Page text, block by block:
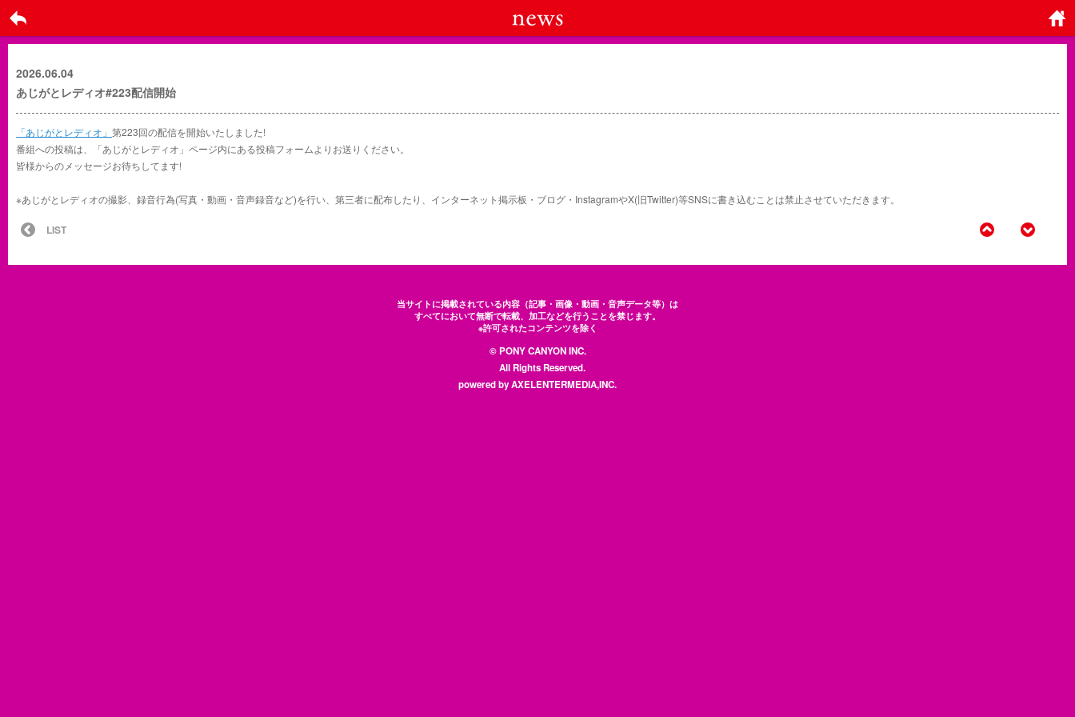
戻る ホーム
2026.06.04
あじがとレディオ#223配信開始
「あじがとレディオ」 第223回の配信を開始いたしました!
番組への投稿は、「あじがとレディオ」ページ内にある投稿フォームよりお送りください。
皆様からのメッセージお待ちしてます!
※あじがとレディオの撮影、録音行為(写真・動画・音声録音など)を行い、第三者に配布したり、インターネット掲示板・ブログ・InstagramやX(旧Twitter)等SNSに書き込むことは禁止させていただきます。
LIST BACK NEXT
当サイトに掲載されている内容（記事・画像・動画・音声データ等）は
すべてにおいて無断で転載、加工などを行うことを禁じます。
※許可されたコンテンツを除く
© PONY CANYON INC.
All Rights Reserved.
powered by AXELENTERMEDIA,INC.